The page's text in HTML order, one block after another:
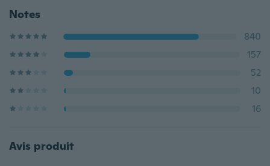
Notes
840
157
52
10
16
Avis produit